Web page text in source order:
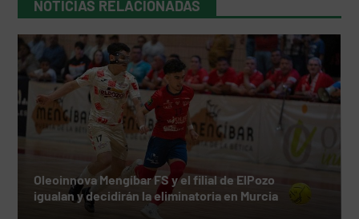
NOTICIAS RELACIONADAS
Oleoinnova Mengíbar FS y el filial de ElPozo
igualan y decidirán la eliminatoria en Murcia